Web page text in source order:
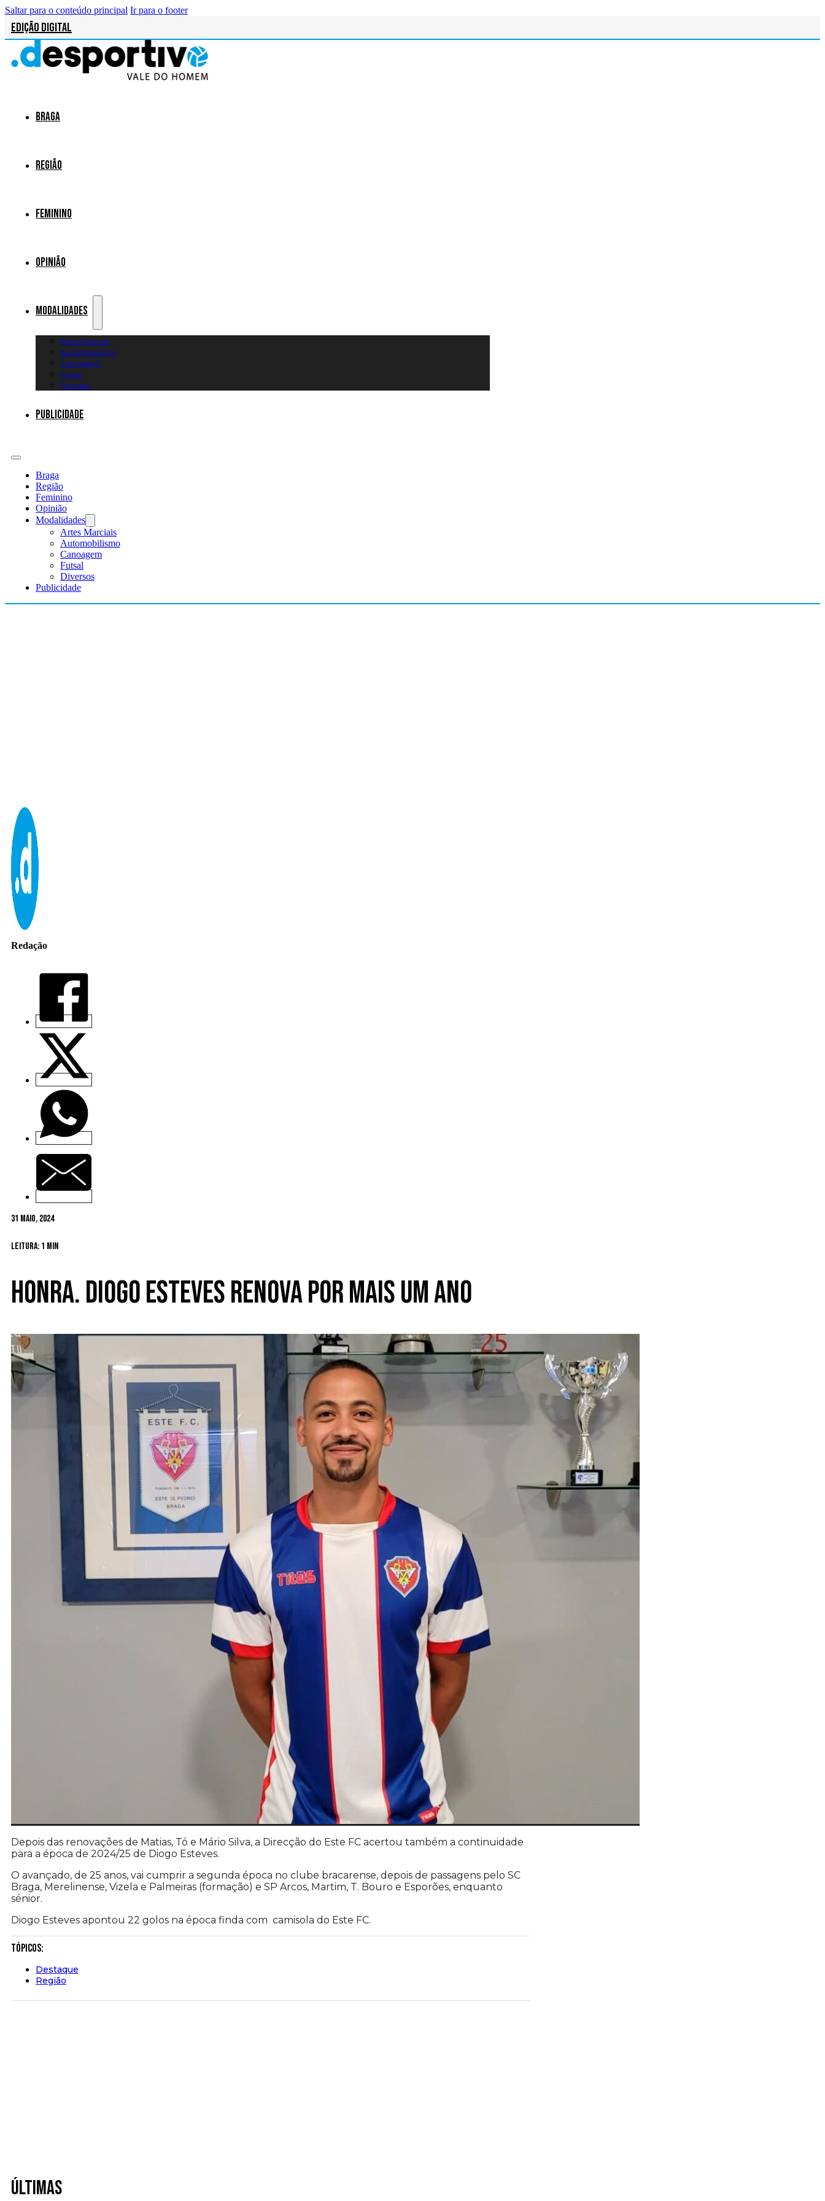
Saltar para o conteúdo principal Ir para o footer
Edição Digital
Braga
Região
Feminino
Opinião
Modalidades
Artes Marciais
Automobilismo
Canoagem
Futsal
Diversos
Publicidade
Braga
Região
Feminino
Opinião
Modalidades
Artes Marciais
Automobilismo
Canoagem
Futsal
Diversos
Publicidade
Redação
31 Maio, 2024
Leitura: 1 min
Honra. Diogo Esteves renova por mais um ano
Depois das renovações de Matias, Tó e Mário Silva, a Direcção do Este FC acertou também a continuidade
para a época de 2024/25 de Diogo Esteves.
O avançado, de 25 anos, vai cumprir a segunda época no clube bracarense, depois de passagens pelo SC
Braga, Merelinense, Vizela e Palmeiras (formação) e SP Arcos, Martim, T. Bouro e Esporões, enquanto
sénior.
Diogo Esteves apontou 22 golos na época finda com camisola do Este FC.
Tópicos:
Destaque
Região
Últimas